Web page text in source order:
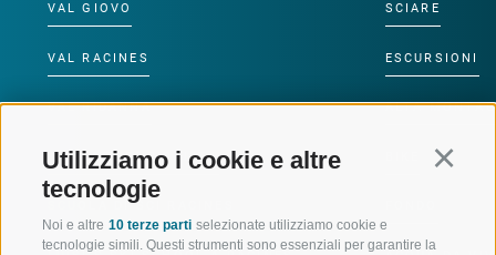
Utilizziamo i cookie e altre
tecnologie
Noi e altre 10 terze parti selezionate utilizziamo cookie e
tecnologie simili. Questi strumenti sono essenziali per garantire la
VAL GIOVO
VAL RACINES
VAL RIDANNA
IMPIANTI DI RISALITA
SCUOLA DI SCI RACINES
SCIARE
ESCURSIONI
ALTA